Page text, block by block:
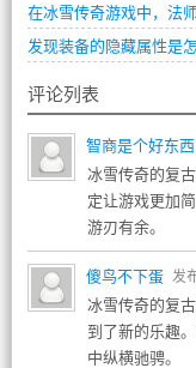
在冰雪传奇游戏中，法
发现装备的隐藏属性是
评论列表
智商是个好东西
冰雪传奇的复
定让游戏更加
游刃有余。
傻鸟不下蛋 发
冰雪传奇的复
到了新的乐趣
中纵横驰骋。